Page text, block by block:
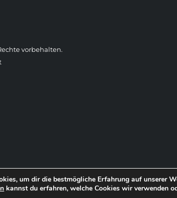
vorbehalten.
um dir die bestmögliche Erfahrung auf unserer
kannst du erfahren, welche Cookies wir verwenden